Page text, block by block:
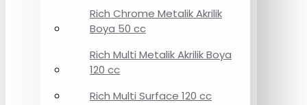
Rich Chrome Metalik Akrilik
Boya 50 cc
Rich Multi Metalik Akrilik Boya
120 cc
Rich Multi Surface 120 cc